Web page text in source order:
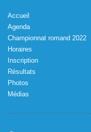
Accueil
Agenda
Championnat romand 2022
Horaires
Inscription
Résultats
Photos
Médias